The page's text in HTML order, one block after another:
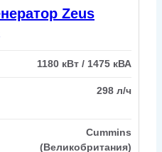
Zeus
1180 кВт / 1475 кВА
298 л/ч
Cummins
(Великобритания)